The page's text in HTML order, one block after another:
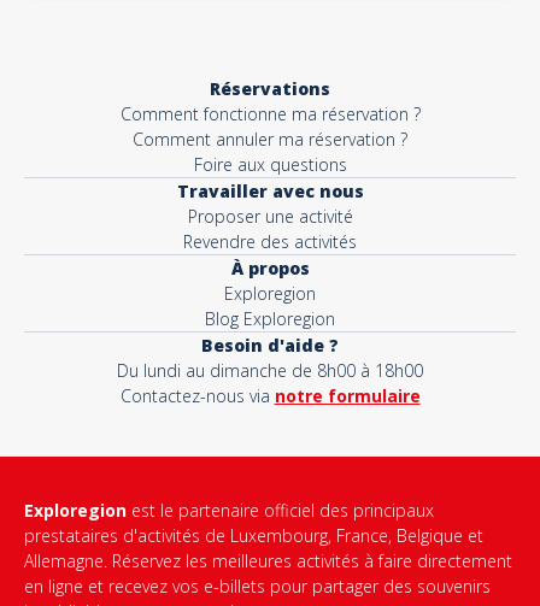
Réservations
Comment fonctionne ma réservation ?
Comment annuler ma réservation ?
Foire aux questions
Travailler avec nous
Proposer une activité
Revendre des activités
À propos
Exploregion
Blog Exploregion
Besoin d'aide ?
Du lundi au dimanche de 8h00 à 18h00
Contactez-nous via notre formulaire
Exploregion est le partenaire officiel des principaux
prestataires d'activités de Luxembourg, France, Belgique et
Allemagne. Réservez les meilleures activités à faire directement
en ligne et recevez vos e-billets pour partager des souvenirs